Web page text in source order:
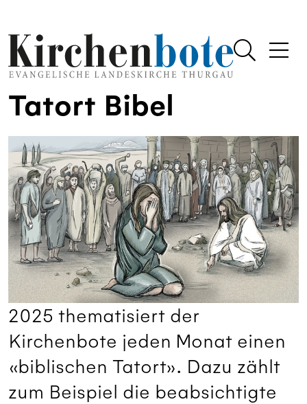
Tatort Bibel
2025 thematisiert der
Kirchenbote jeden Monat einen
«biblischen Tatort». Dazu zählt
zum Beispiel die beabsichtigte